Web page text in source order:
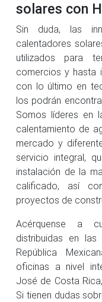
solares con
Sin duda, las
calentadores
utilizados para
comercios y hasta
con lo último en
los podrán
Somos líderes en
calentamiento de
mercado y
servicio integral,
instalación de la
calificado, así
proyectos de
Acérquense a
distribuidas en
República
oficinas a nivel
José de Costa
Si tienen dudas